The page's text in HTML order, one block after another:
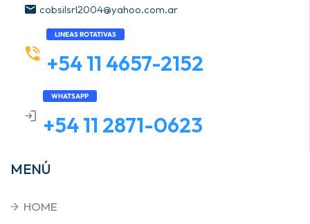
cobsilsrl2004@yahoo.com.ar
LINEAS ROTATIVAS
+54 11 4657-2152
WHATSAPP
+54 11 2871-0623
MENÚ
HOME